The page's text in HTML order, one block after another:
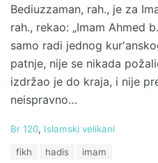
Bediuzzaman, rah., je za
rah., rekao: „Imam Ahmed
samo radi jednog
patnje, nije se nikada
izdržao je do kraja, i nije
neispravno…
C
Br 120, Islamski velikani
fikh hadis imam